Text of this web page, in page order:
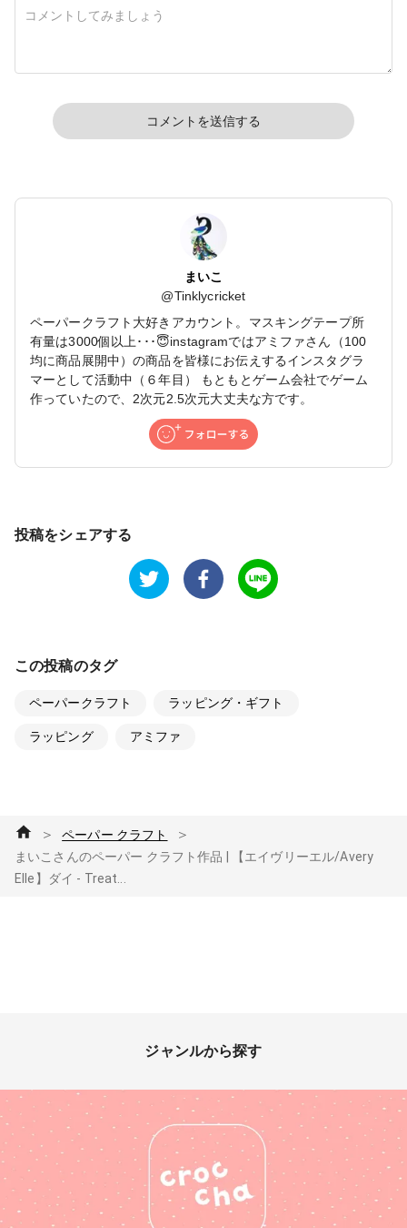
コメントを送信する
まいこ
@Tinklycricket
ペーパークラフト大好きアカウント。マスキングテープ所
有量は3000個以上･･･😇instagramではアミファさん（100
均に商品展開中）の商品を皆様にお伝えするインスタグラ
マーとして活動中（６年目） もともとゲーム会社でゲーム
作っていたので、2次元2.5次元大丈夫な方です。
投稿をシェアする
この投稿のタグ
ペーパークラフト ラッピング・ギフト
ラッピング アミファ
＞ ペーパー クラフト ＞
まいこさんのペーパー クラフト作品 | 【エイヴリーエル/Avery
Elle】ダイ - Treat...
ジャンルから探す